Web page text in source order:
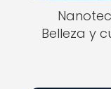
Belleza y